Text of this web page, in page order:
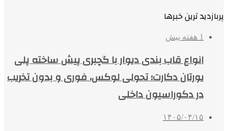
پربازدید ترین خبرها
1 هفته پیش
انواع قاب بندی دیوار با گچبری پیش ساخته پلی
یورتان دکارت؛ تحولی لوکس، فوری و بدون تخریب
در دکوراسیون داخلی
۱۴۰۵/۰۴/۱۵